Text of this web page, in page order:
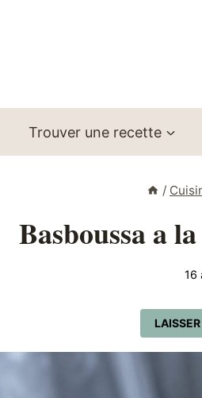
Trouver une recette
/
Basboussa a
16